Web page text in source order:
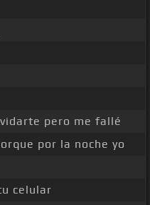
pero me fallé
por la noche yo
celular